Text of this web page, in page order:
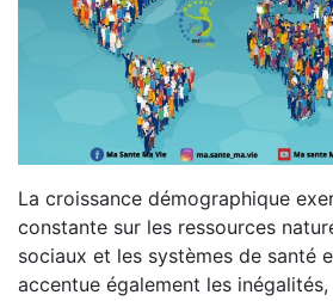
La croissance démographique
constante sur les ressources
sociaux et les systèmes de santé
accentue également les